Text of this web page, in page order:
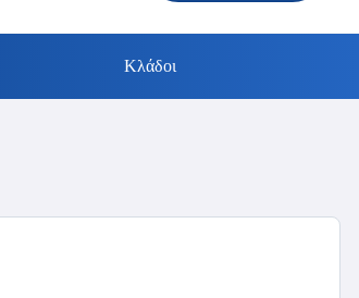
Κλάδοι